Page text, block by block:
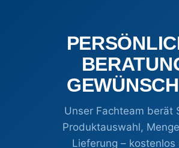
Unser Fachteam berät
Produktauswahl,
Lieferung – kostenlos